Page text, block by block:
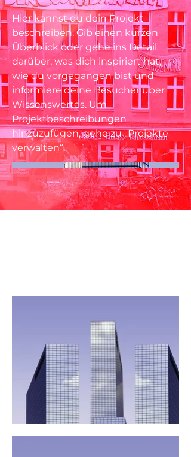
Hier kannst du dein Projekt
beschreiben. Gib einen kurzen
Überblick oder gehe ins Detail
darüber, was dich inspiriert hat,
wie du vorgegangen bist und
informiere deine Besucher über
Wissenswertes. Um
Projektbeschreibungen
hinzuzufügen, gehe zu „Projekte
verwalten“.